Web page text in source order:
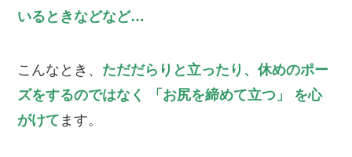
いるときなどなど…
こんなとき、 ただだらりと立ったり、休めのポー
ズをするのではなく 「お尻を締めて立つ」 を心
がけて ます。